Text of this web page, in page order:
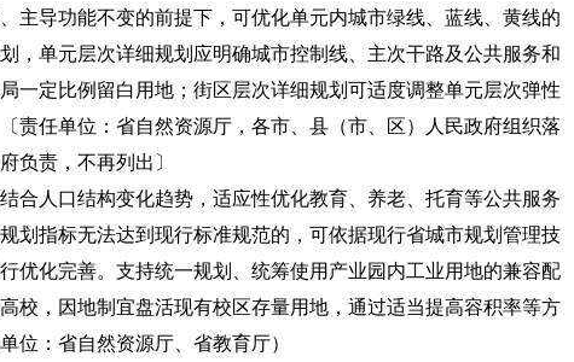
主导功能不变的前提下，可优化单元内城市绿线、蓝线、黄线的
，单元层次详细规划应明确城市控制线、主次干路及公共服务和
一定比例留白用地；街区层次详细规划可适度调整单元层次弹性
〔责任单位：省自然资源厅，各市、县（市、区）人民政府组织落
负责，不再列出〕
合人口结构变化趋势，适应性优化教育、养老、托育等公共服务
划指标无法达到现行标准规范的，可依据现行省城市规划管理技
优化完善。支持统一规划、统筹使用产业园内工业用地的兼容配
校，因地制宜盘活现有校区存量用地，通过适当提高容积率等方
单位：省自然资源厅、省教育厅）